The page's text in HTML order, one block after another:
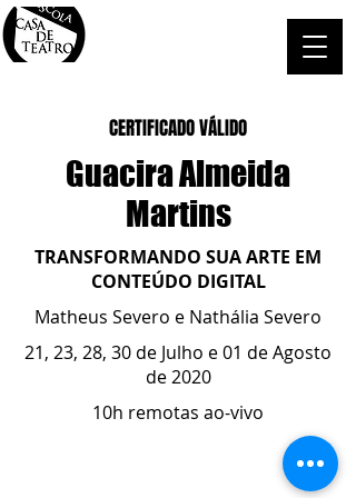
CERTIFICADO VÁLIDO
Guacira Almeida
Martins
TRANSFORMANDO SUA ARTE EM
CONTEÚDO DIGITAL
Matheus Severo e Nathália Severo
21, 23, 28, 30 de Julho e 01 de Agosto
de 2020
10h remotas ao-vivo
ESCOLA CASA DE TEATRO